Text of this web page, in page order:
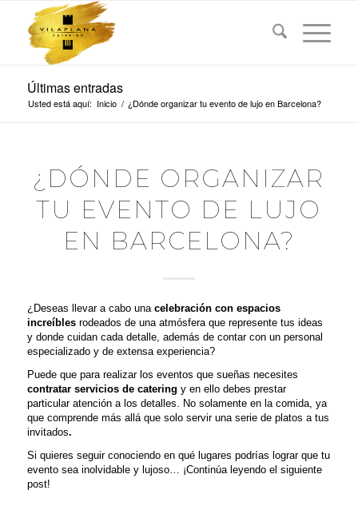
Últimas entradas
Usted está aquí: Inicio / ¿Dónde organizar tu evento de lujo en Barcelona?
¿DÓNDE ORGANIZAR
TU EVENTO DE LUJO
EN BARCELONA?
¿Deseas llevar a cabo una celebración con espacios
increíblesrodeados de una atmósfera que represente tus ideas
y donde cuidan cada detalle, además de contar con un personal
especializado y de extensa experiencia?
Puede que para realizar los eventos que sueñas necesites
contratar servicios de catering y en ello debes prestar
particular atención a los detalles. No solamente en la comida, ya
que comprende más allá que solo servir una serie de platos a tus
invitados.
Si quieres seguir conociendo en qué lugares podrías lograr que tu
evento sea inolvidable y lujoso… ¡Continúa leyendo el siguiente
post!